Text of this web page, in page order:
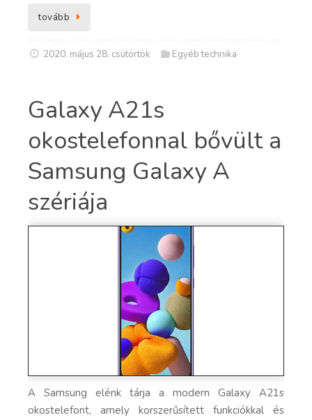
tovább
2020. május 28. csütörtök Egyéb technika
Galaxy A21s
okostelefonnal bővült a
Samsung Galaxy A
szériája
A Samsung elénk tárja a modern Galaxy A21s
okostelefont, amely korszerűsített funkciókkal és